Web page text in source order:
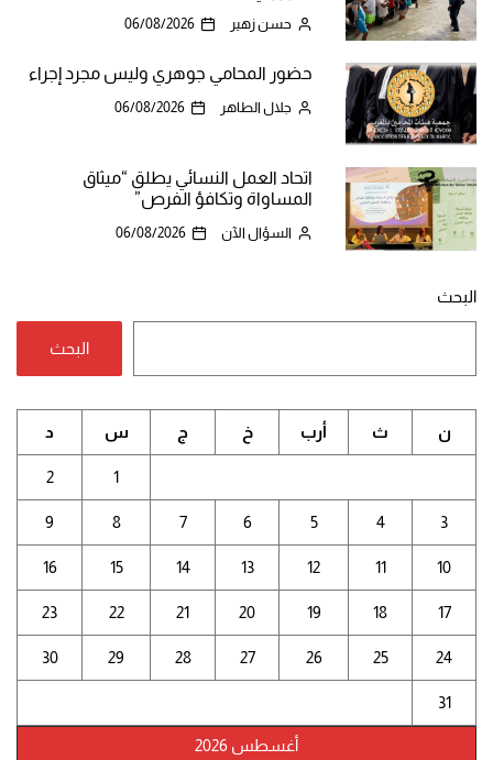
حسن زهير 06/08/2026
حضور المحامي جوهري وليس مجرد إجراء
جلال الطاهر 06/08/2026
اتحاد العمل النسائي يطلق “ميثاق
المساواة وتكافؤ الفرص”
السؤال الآن 06/08/2026
البحث
البحث
أغسطس 2026
ن ث أرب خ ج س د
1
2
3
4
5
6
7
8
9
10
11
12
13
14
15
16
17
18
19
20
21
22
23
24
25
26
27
28
29
30
31